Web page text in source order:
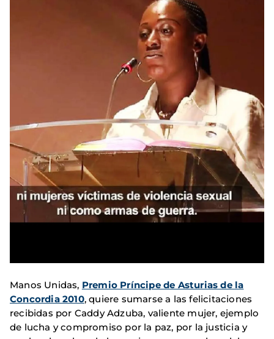
Manos Unidas, Premio Príncipe de Asturias de la
Concordia 2010, quiere sumarse a las felicitaciones
recibidas por Caddy Adzuba, valiente mujer, ejemplo
de lucha y compromiso por la paz, por la justicia y